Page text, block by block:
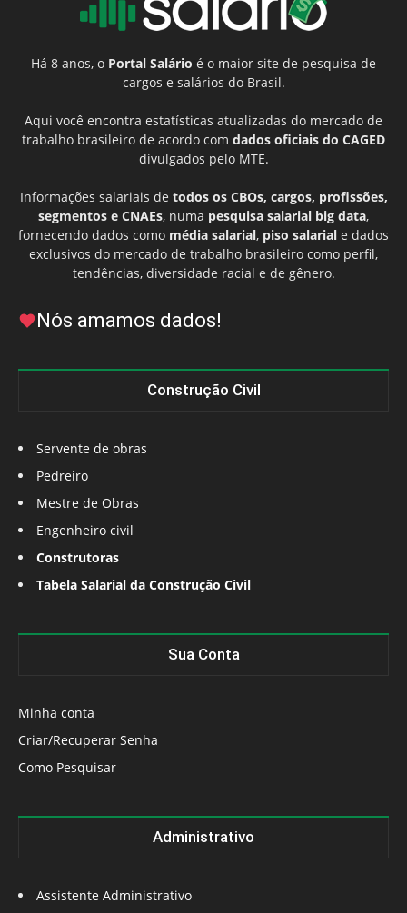
Há 8 anos, o Portal Salário é o maior site de pesquisa de
cargos e salários do Brasil.
Aqui você encontra estatísticas atualizadas do mercado de
trabalho brasileiro de acordo com dados oficiais do CAGED
divulgados pelo MTE.
Informações salariais de todos os CBOs, cargos, profissões,
segmentos e CNAEs, numa pesquisa salarial big data,
fornecendo dados como média salarial, piso salarial e dados
exclusivos do mercado de trabalho brasileiro como perfil,
tendências, diversidade racial e de gênero.
Nós amamos dados!
Construção Civil
Servente de obras
Pedreiro
Mestre de Obras
Engenheiro civil
Construtoras
Tabela Salarial da Construção Civil
Sua Conta
Minha conta
Criar/Recuperar Senha
Como Pesquisar
Administrativo
Assistente Administrativo